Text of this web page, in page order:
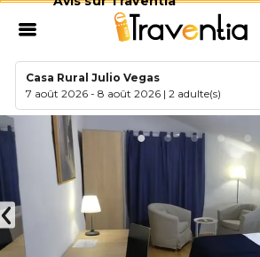
Casa Rural Julio Vegas
7 août 2026 -8 août 2026 |2 adulte(s)